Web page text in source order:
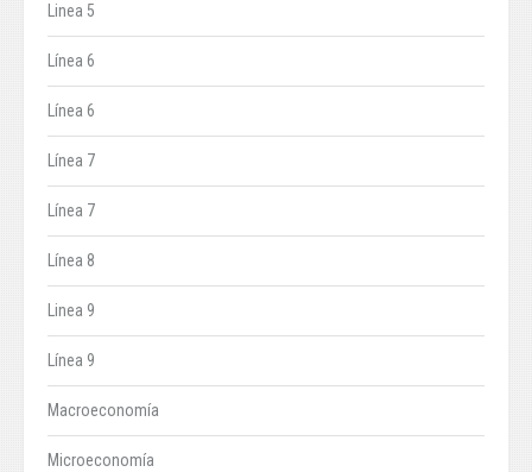
Linea 5
Línea 6
Línea 6
Línea 7
Línea 7
Línea 8
Linea 9
Línea 9
Macroeconomía
Microeconomía